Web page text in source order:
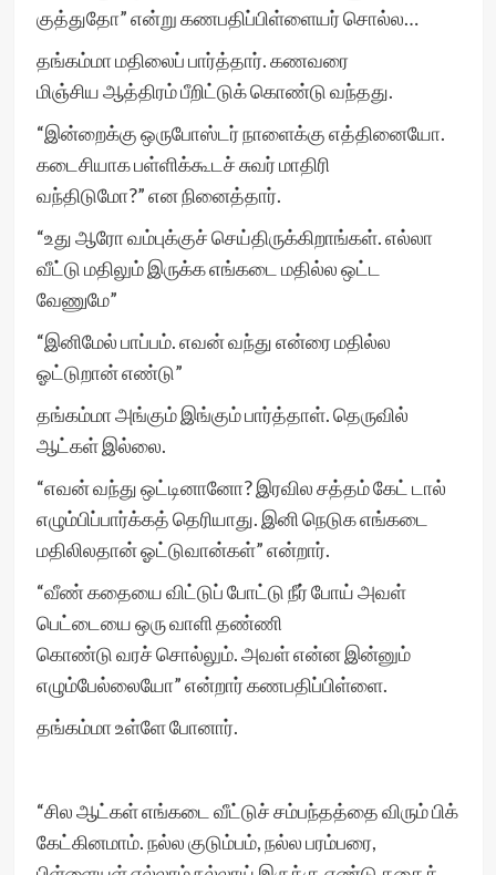
குத்துதோ” என்று கணபதிப்பிள்ளையர் சொல்ல…
தங்கம்மா மதிலைப் பார்த்தார். கணவரை
மிஞ்சிய ஆத்திரம் பீறிட்டுக் கொண்டு வந்தது.
“இன்றைக்கு ஒருபோஸ்டர் நாளைக்கு எத்தினையோ.
கடைசியாக பள்ளிக்கூடச் சுவர் மாதிரி
வந்திடுமோ?” என நினைத்தார்.
“உது ஆரோ வம்புக்குச் செய்திருக்கிறாங்கள். எல்லா
வீட்டு மதிலும் இருக்க எங்கடை மதில்ல ஒட்ட
வேணுமே”
“இனிமேல் பாப்பம். எவன் வந்து என்ரை மதில்ல
ஓட்டுறான் எண்டு”
தங்கம்மா அங்கும் இங்கும் பார்த்தாள். தெருவில்
ஆட்கள் இல்லை.
“எவன் வந்து ஒட்டினானோ? இரவில சத்தம் கேட் டால்
எழும்பிப்பார்க்கத் தெரியாது. இனி நெடுக எங்கடை
மதிலிலதான் ஓட்டுவான்கள்” என்றார்.
“வீண் கதையை விட்டுப் போட்டு நீர் போய் அவள்
பெட்டையை ஒரு வாளி தண்ணி
கொண்டு வரச் சொல்லும். அவள் என்ன இன்னும்
எழும்பேல்லையோ” என்றார் கணபதிப்பிள்ளை.
தங்கம்மா உள்ளே போனார்.
“சில ஆட்கள் எங்கடை வீட்டுச் சம்பந்தத்தை விரும் பிக்
கேட்கினமாம். நல்ல குடும்பம், நல்ல பரம்பரை,